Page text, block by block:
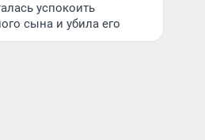
успокоить
сына и убила его